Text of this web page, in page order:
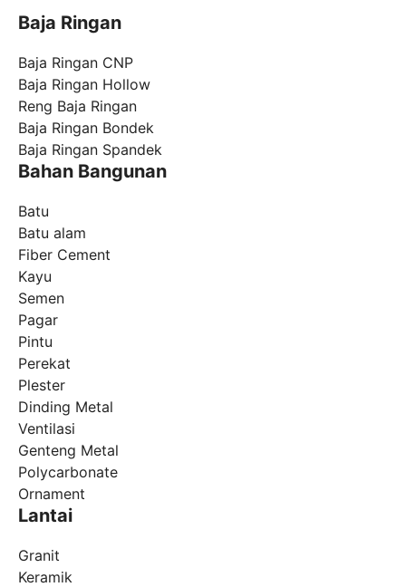
Baja Ringan
Baja Ringan CNP
Baja Ringan Hollow
Reng Baja Ringan
Baja Ringan Bondek
Baja Ringan Spandek
Bahan Bangunan
Batu
Batu alam
Fiber Cement
Kayu
Semen
Pagar
Pintu
Perekat
Plester
Dinding Metal
Ventilasi
Genteng Metal
Polycarbonate
Ornament
Lantai
Granit
Keramik